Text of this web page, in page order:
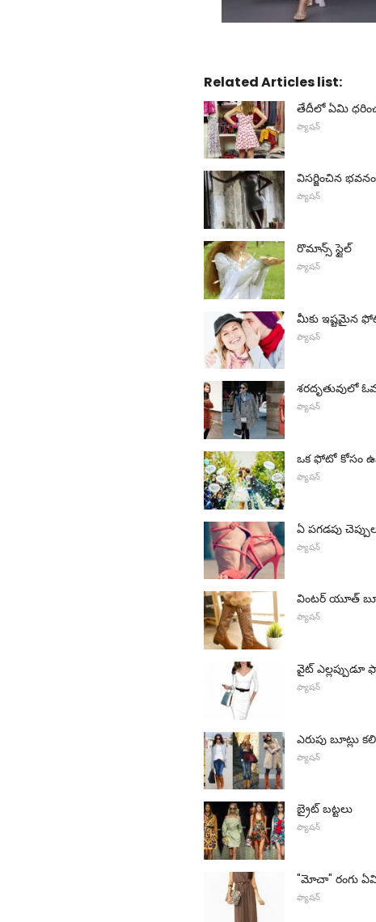
Related Articles list:
తేదీలో ఏమి
ఫ్యాషన్
విసర్జించిన
ఫ్యాషన్
రొమాన్స్ స్టైల్
ఫ్యాషన్
మీకు ఇష్టమైన
ఫ్యాషన్
శరదృతువులో
ఫ్యాషన్
ఒక ఫోటో కోసం
ఫ్యాషన్
ఏ పగడపు
ఫ్యాషన్
వింటర్ యూత్
ఫ్యాషన్
వైట్
ఫ్యాషన్
ఎరుపు బూట్లు
ఫ్యాషన్
బ్రైట్ బట్టలు
ఫ్యాషన్
"మోచా" రంగు
ఫ్యాషన్